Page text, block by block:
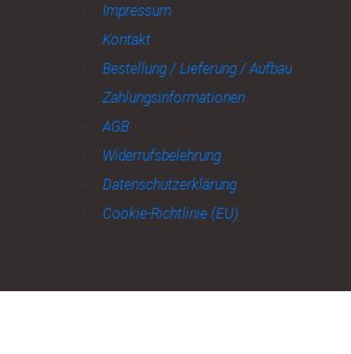
Impressum
Kontakt
Bestellung / Lieferung / Aufbau
Zahlungsinformationen
AGB
Widerrufsbelehrung
Datenschutzerklärung
Cookie-Richtlinie (EU)